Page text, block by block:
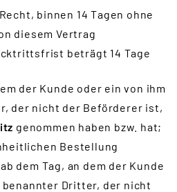
binnen 14 Tagen ohne
diesem Vertrag
beträgt 14 Tage
der Kunde oder ein von ihm
der nicht der Beförderer ist,
genommen haben bzw. hat;
Bestellung
dem Tag, an dem der Kunde
benannter Dritter, der nicht